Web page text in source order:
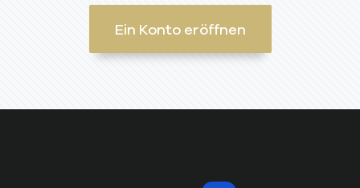
Ein Konto eröffnen